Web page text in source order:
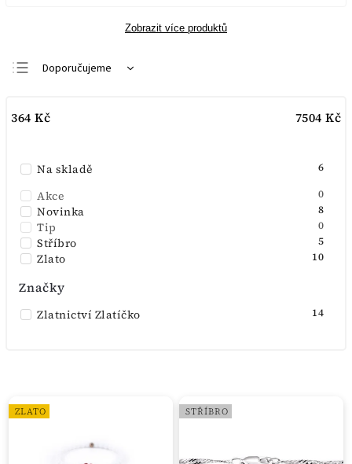
Zobrazit více produktů
Doporučujeme
Nejdražší
Abecedně
364 Kč 7504 Kč
Na skladě 6
Akce 0
Novinka 8
Tip 0
Stříbro 5
Zlato 10
Značky
Zlatnictví Zlatíčko 14
ZLATO STŘÍBRO